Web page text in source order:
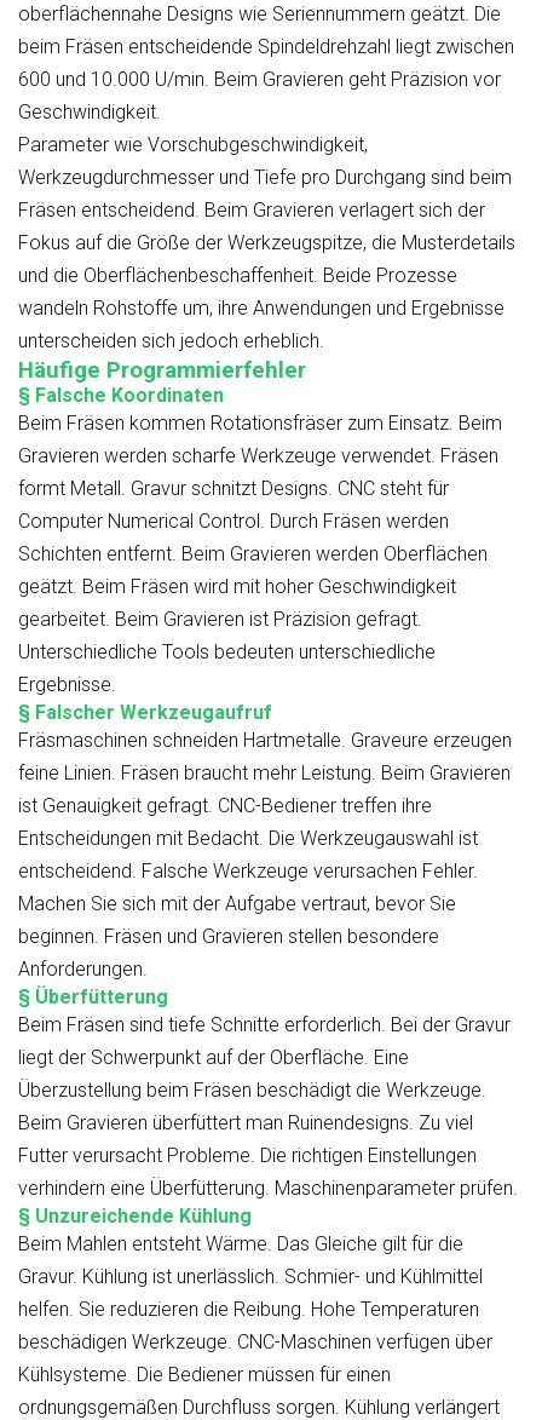
oberflächennahe Designs wie Seriennummern geätzt. Die
beim Fräsen entscheidende Spindeldrehzahl liegt zwischen
600 und 10.000 U/min. Beim Gravieren geht Präzision vor
Geschwindigkeit.
Parameter wie Vorschubgeschwindigkeit,
Werkzeugdurchmesser und Tiefe pro Durchgang sind beim
Fräsen entscheidend. Beim Gravieren verlagert sich der
Fokus auf die Größe der Werkzeugspitze, die Musterdetails
und die Oberflächenbeschaffenheit. Beide Prozesse
wandeln Rohstoffe um, ihre Anwendungen und Ergebnisse
unterscheiden sich jedoch erheblich.
Häufige Programmierfehler
§ Falsche Koordinaten
Beim Fräsen kommen Rotationsfräser zum Einsatz. Beim
Gravieren werden scharfe Werkzeuge verwendet. Fräsen
formt Metall. Gravur schnitzt Designs. CNC steht für
Computer Numerical Control. Durch Fräsen werden
Schichten entfernt. Beim Gravieren werden Oberflächen
geätzt. Beim Fräsen wird mit hoher Geschwindigkeit
gearbeitet. Beim Gravieren ist Präzision gefragt.
Unterschiedliche Tools bedeuten unterschiedliche
Ergebnisse.
§ Falscher Werkzeugaufruf
Fräsmaschinen schneiden Hartmetalle. Graveure erzeugen
feine Linien. Fräsen braucht mehr Leistung. Beim Gravieren
ist Genauigkeit gefragt. CNC-Bediener treffen ihre
Entscheidungen mit Bedacht. Die Werkzeugauswahl ist
entscheidend. Falsche Werkzeuge verursachen Fehler.
Machen Sie sich mit der Aufgabe vertraut, bevor Sie
beginnen. Fräsen und Gravieren stellen besondere
Anforderungen.
§ Überfütterung
Beim Fräsen sind tiefe Schnitte erforderlich. Bei der Gravur
liegt der Schwerpunkt auf der Oberfläche. Eine
Überzustellung beim Fräsen beschädigt die Werkzeuge.
Beim Gravieren überfüttert man Ruinendesigns. Zu viel
Futter verursacht Probleme. Die richtigen Einstellungen
verhindern eine Überfütterung. Maschinenparameter prüfen.
§ Unzureichende Kühlung
Beim Mahlen entsteht Wärme. Das Gleiche gilt für die
Gravur. Kühlung ist unerlässlich. Schmier- und Kühlmittel
helfen. Sie reduzieren die Reibung. Hohe Temperaturen
beschädigen Werkzeuge. CNC-Maschinen verfügen über
Kühlsysteme. Die Bediener müssen für einen
ordnungsgemäßen Durchfluss sorgen. Kühlung verlängert